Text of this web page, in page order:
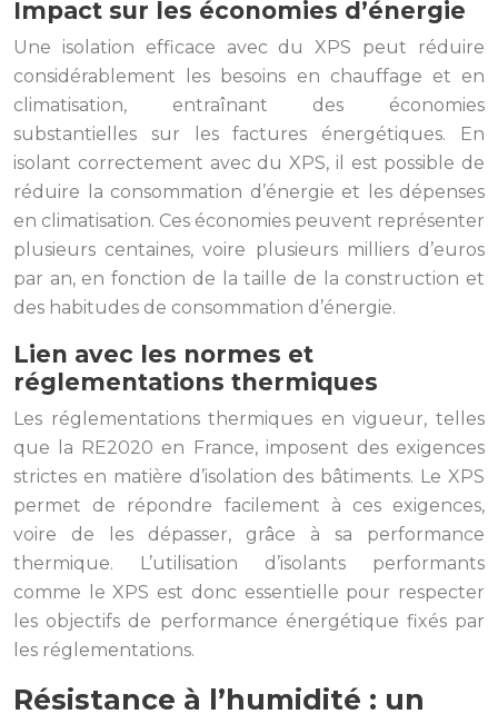
Impact sur les économies d’énergie
Une isolation efficace avec du XPS peut réduire
considérablement les besoins en chauffage et en
climatisation, entraînant des économies
substantielles sur les factures énergétiques. En
isolant correctement avec du XPS, il est possible de
réduire la consommation d’énergie et les dépenses
en climatisation. Ces économies peuvent représenter
plusieurs centaines, voire plusieurs milliers d’euros
par an, en fonction de la taille de la construction et
des habitudes de consommation d’énergie.
Lien avec les normes et
réglementations thermiques
Les réglementations thermiques en vigueur, telles
que la RE2020 en France, imposent des exigences
strictes en matière d’isolation des bâtiments. Le XPS
permet de répondre facilement à ces exigences,
voire de les dépasser, grâce à sa performance
thermique. L’utilisation d’isolants performants
comme le XPS est donc essentielle pour respecter
les objectifs de performance énergétique fixés par
les réglementations.
Résistance à l’humidité : un